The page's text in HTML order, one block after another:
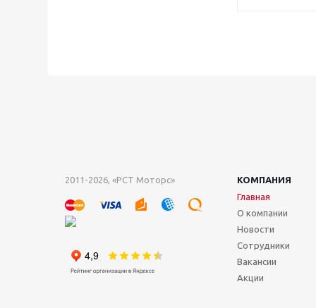
2011-2026, «РСТ Моторс» КОМПАНИЯ
Главная
О компании
Новости
Сотрудники
Вакансии
Акции